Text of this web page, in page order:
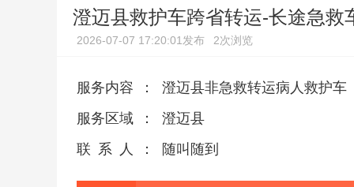
澄迈县救护车跨省转运-长途急救
2026-07-07 17:20:01发布 2次浏览
服务内容 ：
澄迈县非急救转运病人救护车
服务区域
：
澄迈县
联系人
： 随叫随到